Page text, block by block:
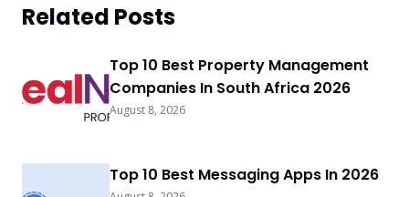
Related Posts
Top 10 Best Property Management
Companies In South Africa 2026
August 8, 2026
Top 10 Best Messaging Apps In 2026